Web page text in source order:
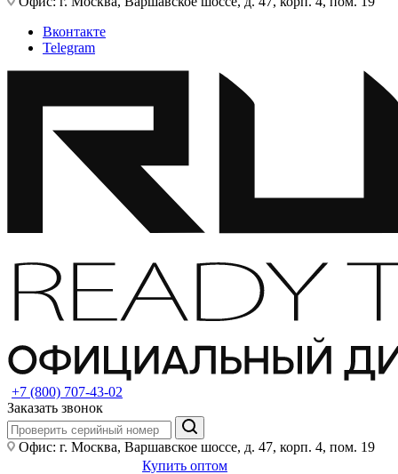
Вконтакте
Telegram
+7 (800) 707-43-02
Заказать звонок
Офис: г. Москва, Варшавское шоссе, д. 47, корп. 4, пом. 19
Купить оптом